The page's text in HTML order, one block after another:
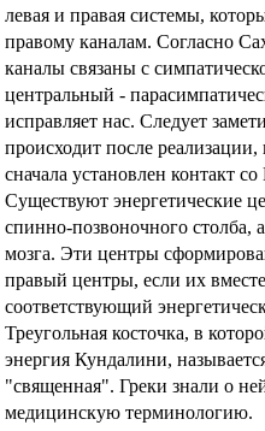
левая и правая системы,
правому каналам. Согласно
каналы связаны с
центральный -
исправляет нас. Следует
происходит после
сначала установлен контакт
Существуют энергетические
спинно-позвоночного столба,
мозга. Эти центры
правый центры, если их
соответствующий
Треугольная косточка, в
энергия Кундалини,
"священная". Греки знали о
медицинскую терминологию.